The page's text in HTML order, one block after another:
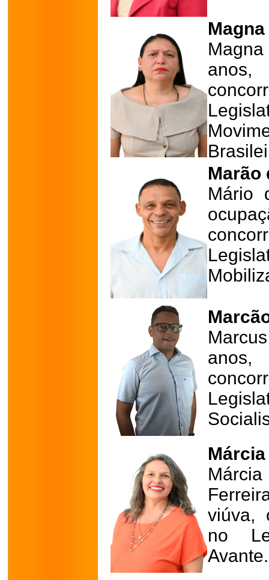
anos,
Marão
Mário
anos,
viúva,
no
Avante.